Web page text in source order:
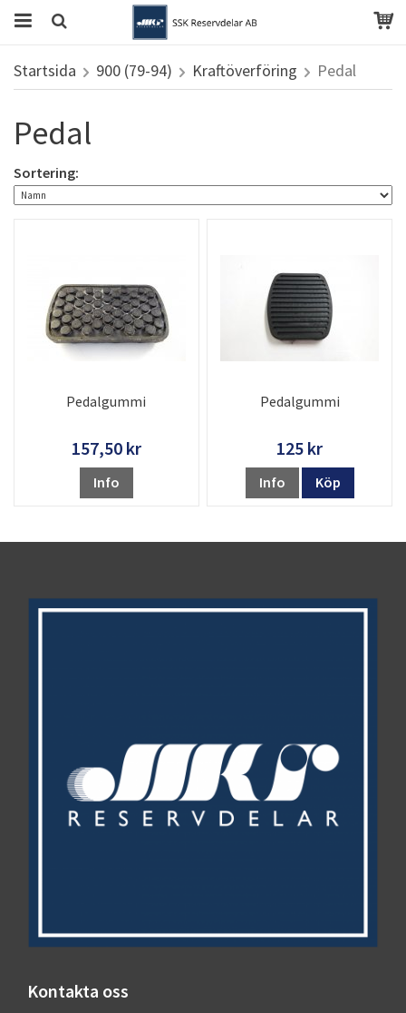
Startsida 900 (79-94) Kraftöverföring Pedal
Pedal
Sortering:
Pedalgummi
157,50 kr
Info
Pedalgummi
125 kr
Info Köp
Kontakta oss